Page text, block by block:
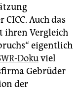
Auch das
Vergleich
eigentlich
Dokuviel
Gebrüder
der